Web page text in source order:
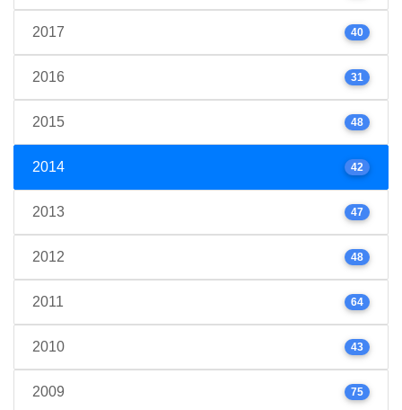
2017 40
2016 31
2015 48
2014 42
2013 47
2012 48
2011 64
2010 43
2009 75